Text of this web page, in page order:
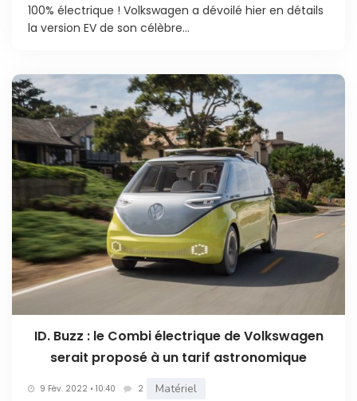
100% électrique ! Volkswagen a dévoilé hier en détails
la version EV de son célèbre...
ID. Buzz : le Combi électrique de Volkswagen
serait proposé à un tarif astronomique
9 Fév. 2022 • 10:40 2 Matériel